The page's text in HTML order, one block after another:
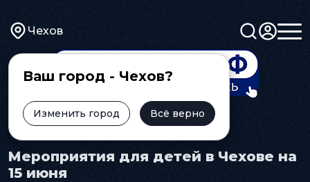
Чехов
Ваш город - Чехов?
Изменить город Всё верно
Главная Афиша Детям
Мероприятия для детей в Чехове на
15 июня